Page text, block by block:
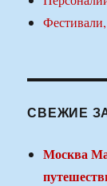
СВЕЖИЕ
Москва